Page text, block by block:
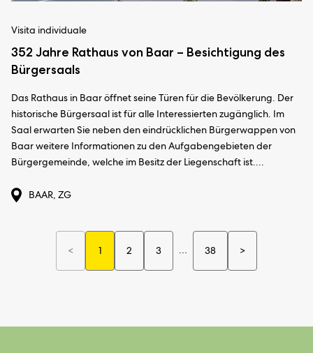
Visita individuale
352 Jahre Rathaus von Baar – Besichtigung des
Bürgersaals
Das Rathaus in Baar öffnet seine Türen für die Bevölkerung. Der
historische Bürgersaal ist für alle Interessierten zugänglich. Im
Saal erwarten Sie neben den eindrücklichen Bürgerwappen von
Baar weitere Informationen zu den Aufgabengebieten der
Bürgergemeinde, welche im Besitz der Liegenschaft ist....
BAAR, ZG
<
12 manifestazioni precedenti
1 2 3 … 38 12
>